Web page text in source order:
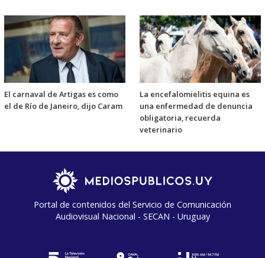
El carnaval de Artigas es como
el de Río de Janeiro, dijo Caram
La encefalomielitis equina es
una enfermedad de denuncia
obligatoria, recuerda
veterinario
Portal de contenidos del Servicio de Comunicación
Audiovisual Nacional - SECAN - Uruguay